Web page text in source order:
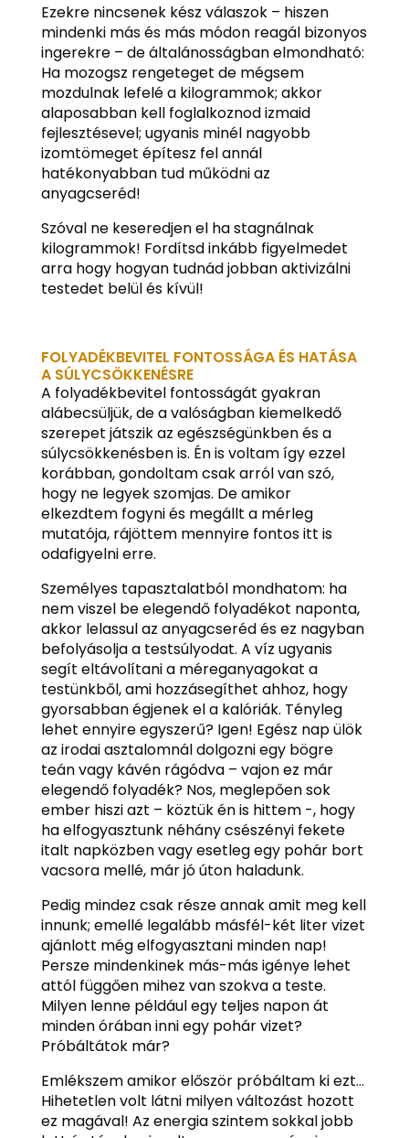
Ezekre nincsenek kész válaszok – hiszen
mindenki más és más módon reagál bizonyos
ingerekre – de általánosságban elmondható:
Ha mozogsz rengeteget de mégsem
mozdulnak lefelé a kilogrammok; akkor
alaposabban kell foglalkoznod izmaid
fejlesztésevel; ugyanis minél nagyobb
izomtömeget építesz fel annál
hatékonyabban tud működni az
anyagcseréd!
Szóval ne keseredjen el ha stagnálnak
kilogrammok! Fordítsd inkább figyelmedet
arra hogy hogyan tudnád jobban aktivizálni
testedet belül és kívül!
FOLYADÉKBEVITEL FONTOSSÁGA ÉS HATÁSA
A SÚLYCSÖKKENÉSRE
A folyadékbevitel fontosságát gyakran
alábecsüljük, de a valóságban kiemelkedő
szerepet játszik az egészségünkben és a
súlycsökkenésben is. Én is voltam így ezzel
korábban, gondoltam csak arról van szó,
hogy ne legyek szomjas. De amikor
elkezdtem fogyni és megállt a mérleg
mutatója, rájöttem mennyire fontos itt is
odafigyelni erre.
Személyes tapasztalatból mondhatom: ha
nem viszel be elegendő folyadékot naponta,
akkor lelassul az anyagcseréd és ez nagyban
befolyásolja a testsúlyodat. A víz ugyanis
segít eltávolítani a méreganyagokat a
testünkből, ami hozzásegíthet ahhoz, hogy
gyorsabban égjenek el a kalóriák. Tényleg
lehet ennyire egyszerű? Igen! Egész nap ülök
az irodai asztalomnál dolgozni egy bögre
teán vagy kávén rágódva – vajon ez már
elegendő folyadék? Nos, meglepően sok
ember hiszi azt – köztük én is hittem -, hogy
ha elfogyasztunk néhány csészényi fekete
italt napközben vagy esetleg egy pohár bort
vacsora mellé, már jó úton haladunk.
Pedig mindez csak része annak amit meg kell
innunk; emellé legalább másfél-két liter vizet
ajánlott még elfogyasztani minden nap!
Persze mindenkinek más-más igénye lehet
attól függően mihez van szokva a teste.
Milyen lenne például egy teljes napon át
minden órában inni egy pohár vizet?
Próbáltátok már?
Emlékszem amikor először próbáltam ki ezt…
Hihetetlen volt látni milyen változást hozott
ez magával! Az energia szintem sokkal jobb